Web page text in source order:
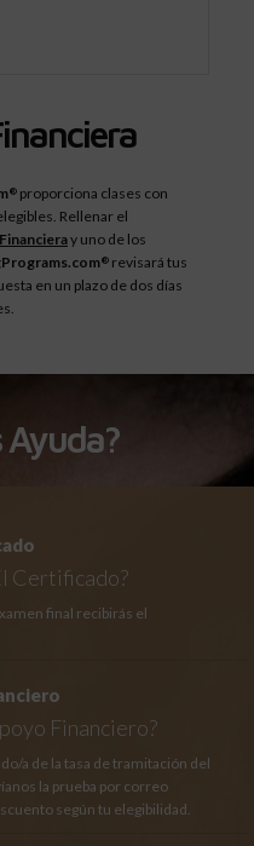
®proporciona clases con
Rellenar el
y uno de los
® revisará tus
en un plazo de dos días
Ayuda?
Certificado?
final recibirás el
Financiero?
a de la tasa de tramitación del
la prueba por correo
según tu elegibilidad.